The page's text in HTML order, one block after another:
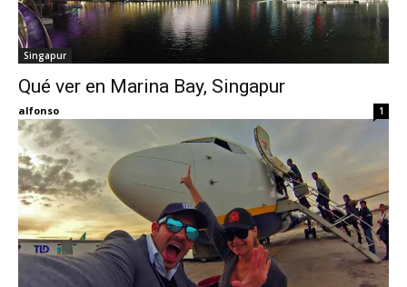
My
Singapur
Qué ver en Marina Bay, Singapur
alfonso 1